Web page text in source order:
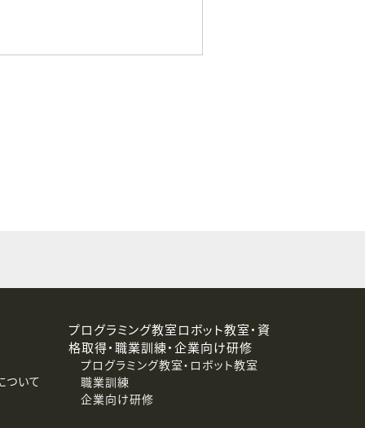
および第三者への提供停止）
ついて
プログラミング教室ロボット教室・資
格取得・職業訓練・企業向け研修
プログラミング教室・ロボット教室
職業訓練
企業向け研修